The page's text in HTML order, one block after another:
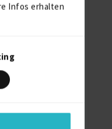
Infos erhalten
und